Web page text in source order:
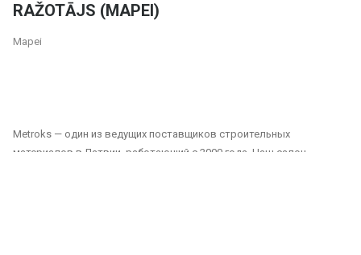
RAŽOTĀJS (MAPEI)
Mapei
Metroks — один из ведущих поставщиков строительных
материалов в Латвии, работающий с 2000 года. Наш салон